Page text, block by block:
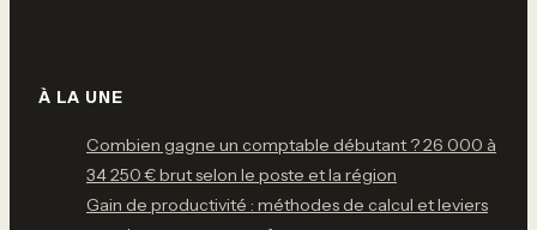
À LA UNE
Combien gagne un comptable débutant ? 26 000 à
34 250 € brut selon le poste et la région
Gain de productivité : méthodes de calcul et leviers